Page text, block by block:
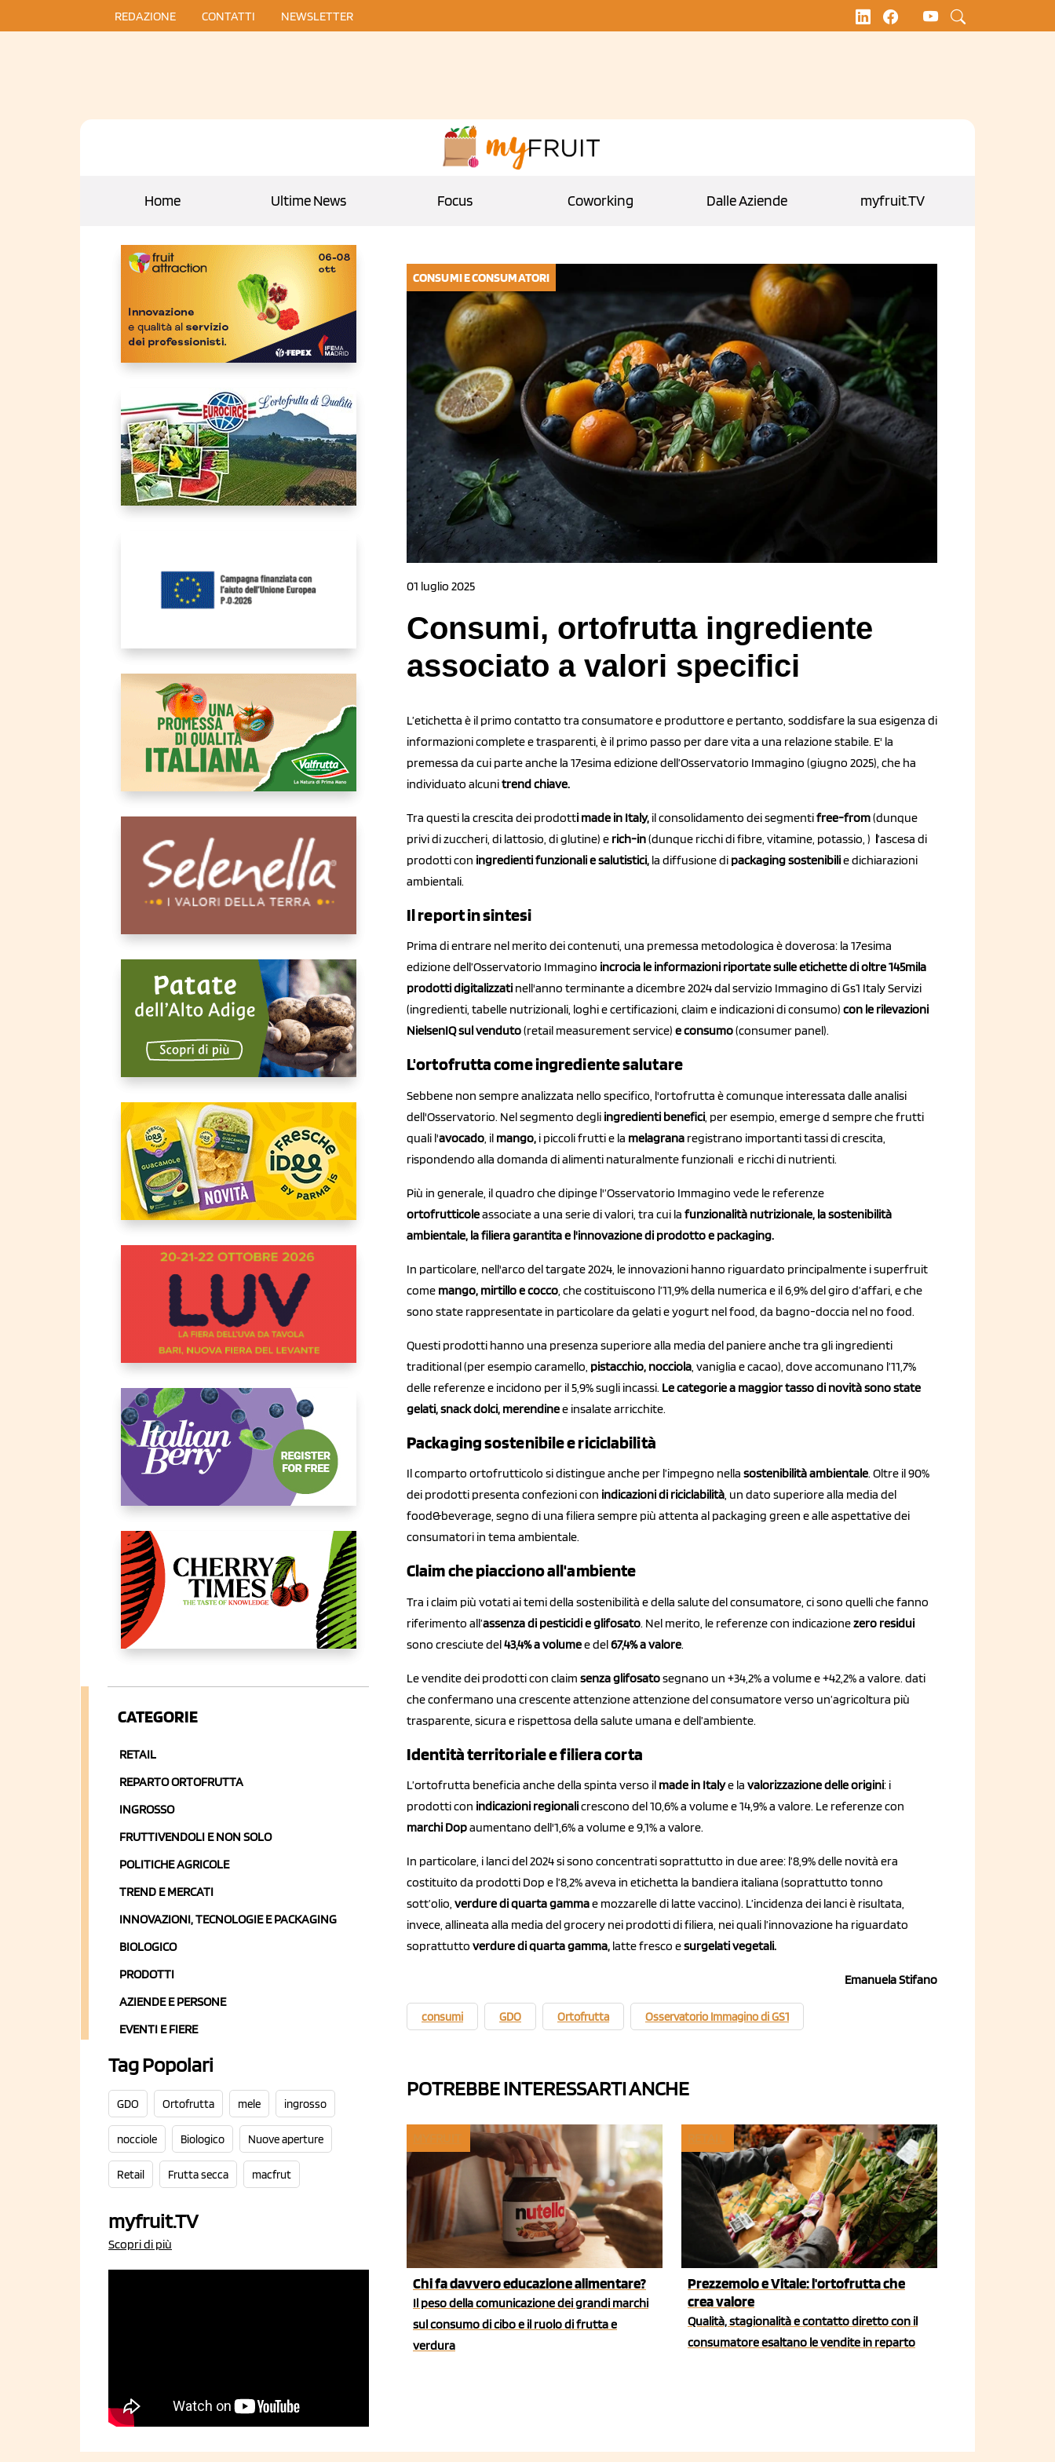
REDAZIONE CONTATTI NEWSLETTER
Home Ultime News Focus Coworking Dalle Aziende myfruit.TV
CATEGORIE
RETAIL
REPARTO ORTOFRUTTA
INGROSSO
FRUTTIVENDOLI E NON SOLO
POLITICHE AGRICOLE
TREND E MERCATI
INNOVAZIONI, TECNOLOGIE E PACKAGING
BIOLOGICO
PRODOTTI
AZIENDE E PERSONE
EVENTI E FIERE
Tag Popolari
GDO Ortofrutta mele ingrosso
nocciole Biologico Nuove aperture
Retail Frutta secca macfrut
myfruit.TV
Scopri di più
CONSUMI E CONSUMATORI
01 luglio 2025
Consumi, ortofrutta ingrediente
associato a valori specifici
L’etichetta è il primo contatto tra consumatore e produttore e pertanto, soddisfare la sua esigenza di
informazioni complete e trasparenti, è il primo passo per dare vita a una relazione stabile. E' la
premessa da cui parte anche la 17esima edizione dell’Osservatorio Immagino (giugno 2025), che ha
individuato alcunitrend chiave.
Tra questi la crescita dei prodotti made in Italy, il consolidamento dei segmentifree-from(dunque
privi di zuccheri, di lattosio, di glutine) e rich-in(dunque ricchi di fibre, vitamine, potassio, ) l’ascesa di
prodotti con ingredienti funzionali e salutistici, la diffusione di packaging sostenibilie dichiarazioni
ambientali.
Il report in sintesi
Prima di entrare nel merito dei contenuti, una premessa metodologica è doverosa: la 17esima
edizione dell’Osservatorio Immagino incrocia le informazioni riportate sulle etichette di oltre 145mila
prodottidigitalizzati nell'anno terminante a dicembre 2024 dal servizio Immagino di Gs1 Italy Servizi
(ingredienti, tabelle nutrizionali, loghi e certificazioni, claim e indicazioni di consumo) con le rilevazioni
NielsenIQ sul venduto(retail measurement service) e consumo(consumer panel).
L'ortofrutta come ingrediente salutare
Sebbene non sempre analizzata nello specifico, l'ortofrutta è comunque interessata dalle analisi
dell'Osservatorio. Nel segmento degli ingredienti benefici , per esempio, emerge d sempre che frutti
quali l'avocado , il mango, i piccoli frutti e la melagrana registrano importanti tassi di crescita,
rispondendo alla domanda di alimenti naturalmente funzionali e ricchi di nutrienti.
Più in generale, il quadro che dipinge l'’Osservatorio Immagino vede le referenze
ortofrutticoleassociate a una serie di valori, tra cui la funzionalità nutrizionale, la sostenibilità
ambientale, lafiliera garantita e l'innovazione di prodotto e packaging.
In particolare, nell'arco del targate 2024, le innovazioni hanno riguardato principalmente i superfruit
come mango, mirtillo e cocco , che costituiscono l’11,9% della numerica e il 6,9% del giro d’affari, e che
sono state rappresentate in particolare da gelati e yogurt nel food, da bagno-doccia nel no food.
Questi prodotti hanno una presenza superiore alla media del paniere anche tra gli ingredienti
traditional (per esempio caramello, pistacchio, nocciola , vaniglia e cacao), dove accomunano l’11,7%
delle referenze e incidono per il 5,9% sugli incassi. Le categorie a maggior tasso di novità sono state
gelati, snack dolci, merendinee insalate arricchite.
Packaging sostenibile e riciclabilità
Il comparto ortofrutticolo si distingue anche per l’impegno nella sostenibilità ambientale. Oltre il 90%
dei prodotti presenta confezioni con indicazioni di riciclabilità, un dato superiore alla media del
food&beverage, segno di una filiera sempre più attenta al packaging green e alle aspettative dei
consumatori in tema ambientale.
Claim che piacciono all'ambiente
Tra i claim più votati ai temi della sostenibilità e della salute del consumatore, ci sono quelli che fanno
riferimento all’assenza di pesticidi e glifosato. Nel merito, le referenze con indicazionezero residui
sono cresciute del43,4% a volumee del67,4% a valore.
Le vendite dei prodotti con claim senza glifosatosegnano un +34,2% a volume e +42,2% a valore. dati
che confermano una crescente attenzione attenzione del consumatore verso un’agricoltura più
trasparente, sicura e rispettosa della salute umana e dell’ambiente.
Identità territoriale e filiera corta
L’ortofrutta beneficia anche della spinta verso il made in Italye la valorizzazione delle origini: i
prodotti con indicazioni regionalicrescono del 10,6% a volume e 14,9% a valore. Le referenze con
marchi Dopaumentano dell'1,6% a volume e 9,1% a valore.
In particolare, i lanci del 2024 si sono concentrati soprattutto in due aree: l’8,9% delle novità era
costituito da prodotti Dop e l’8,2% aveva in etichetta la bandiera italiana (soprattutto tonno
sott’olio, verdure di quarta gammae mozzarelle di latte vaccino). L’incidenza dei lanci è risultata,
invece, allineata alla media del grocery nei prodotti di filiera, nei quali l’innovazione ha riguardato
soprattutto verdure di quarta gamma, latte fresco esurgelati vegetali.
Emanuela Stifano
consumi GDO Ortofrutta Osservatorio Immagino di GS1
POTREBBE INTERESSARTI ANCHE
Chi fa davvero educazione alimentare?
Il peso della comunicazione dei grandi marchi
sul consumo di cibo e il ruolo di frutta e
verdura
Prezzemolo e Vitale: l'ortofrutta che
crea valore
Qualità, stagionalità e contatto diretto con il
consumatore esaltano le vendite in reparto